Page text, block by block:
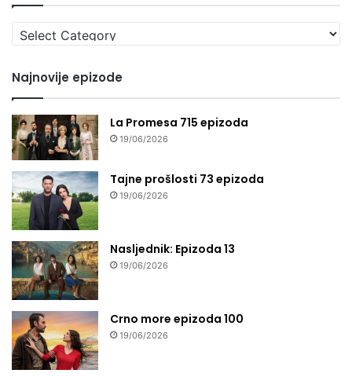
Izaberi
seriju
Najnovije epizode
La Promesa 715 epizoda
19/06/2026
Tajne prošlosti 73 epizoda
19/06/2026
Nasljednik: Epizoda 13
19/06/2026
Crno more epizoda 100
19/06/2026